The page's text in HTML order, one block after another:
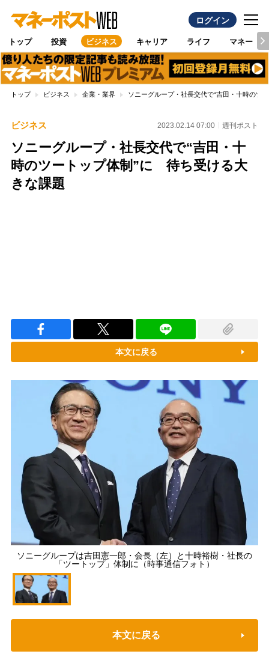
ログイン
トップ 投資 ビジネス キャリア ライフ マネー
トップ ビジネス 企業・業界 ソニーグループ・社長交代で“吉田・十時のツ
ビジネス 2023.02.14 07:00 週刊ポスト
ソニーグループ・社長交代で“吉田・十
時のツートップ体制”に 待ち受ける大
きな課題
本文に戻る
ソニーグループは吉田憲一郎・会長（左）と十時裕樹・社長の
「ツートップ」体制に（時事通信フォト）
本文に戻る